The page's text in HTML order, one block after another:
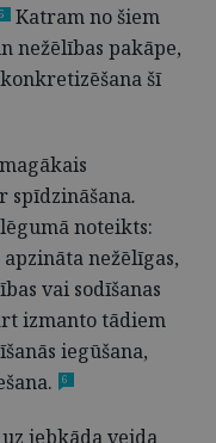
5
Katram no šiem
nežēlības pakāpe,
šī
spīdzināšana.
noteikts:
nežēlīgas,
vai sodīšanas
izmanto tādiem
iegūšana,
6
jebkāda veida